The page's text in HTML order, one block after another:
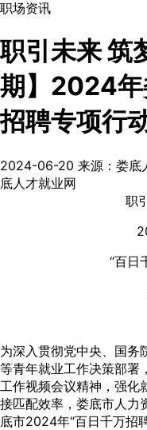
职场资讯
职引未来 筑
期】2024年
招聘专项行
2024-06-20 来源：娄底
底人才就业网
职
“百日
为深入贯彻党中央、国务
等青年就业工作决策部署
工作视频会议精神，强化
接匹配效率，娄底市人力
底市2024年“百日千万招